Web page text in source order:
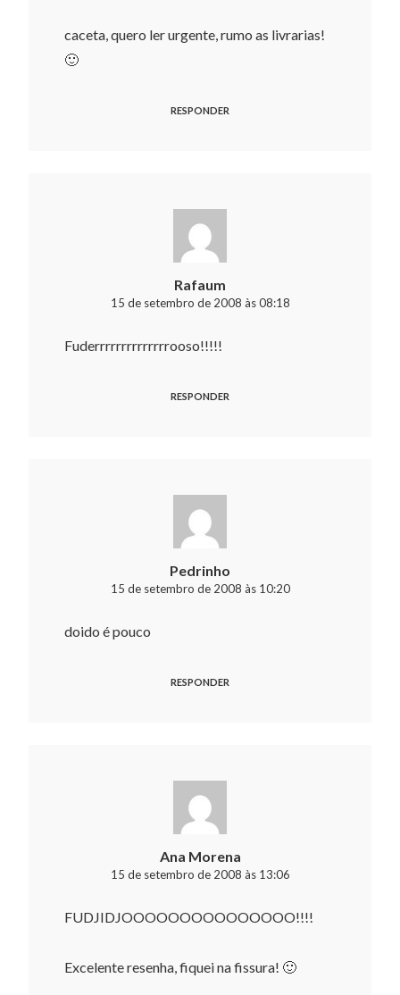
caceta, quero ler urgente, rumo as livrarias!
🙂
RESPONDER
Rafaum
15 de setembro de 2008 às 08:18
Fuderrrrrrrrrrrrrrooso!!!!!
RESPONDER
Pedrinho
15 de setembro de 2008 às 10:20
doido é pouco
RESPONDER
Ana Morena
15 de setembro de 2008 às 13:06
FUDJIDJOOOOOOOOOOOOOOO!!!!
Excelente resenha, fiquei na fissura! 🙂